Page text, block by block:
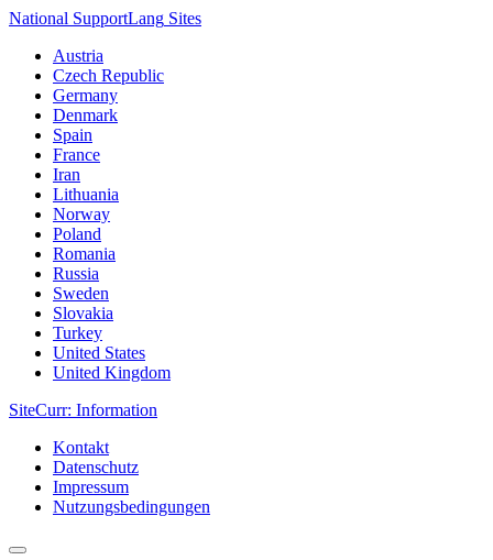
National SupportLang Sites
Austria
Czech Republic
Germany
Denmark
Spain
France
Iran
Lithuania
Norway
Poland
Romania
Russia
Sweden
Slovakia
Turkey
United States
United Kingdom
SiteCurr: Information
Kontakt
Datenschutz
Impressum
Nutzungsbedingungen